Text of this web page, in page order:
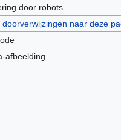
door robots
doorverwijzingen naar deze
afbeelding